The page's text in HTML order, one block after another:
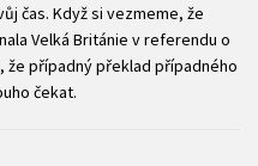
čas. Když si vezmeme, že
Velká Británie v referendu o
že případný překlad případného
čekat.